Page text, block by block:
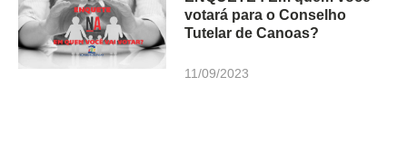
votará para o Conselho
Tutelar de Canoas?
11/09/2023